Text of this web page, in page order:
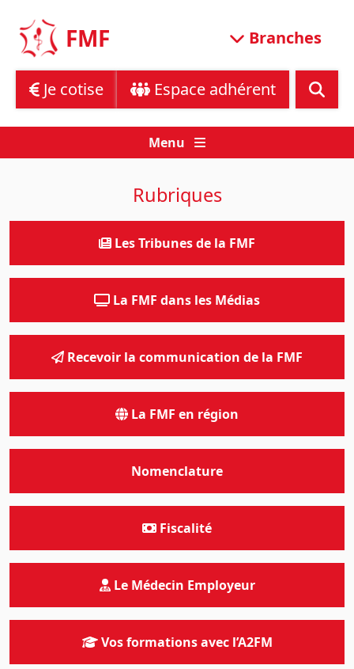
content
FMF Branches
Je cotise Espace adhérent
Menu
Rubriques
Les Tribunes de la FMF
La FMF dans les Médias
Recevoir la communication de la FMF
La FMF en région
Nomenclature
Fiscalité
Le Médecin Employeur
Vos formations avec l’A2FM